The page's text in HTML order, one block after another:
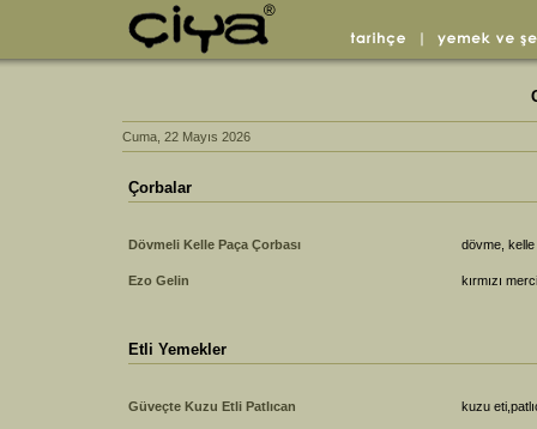
Cuma, 22 Mayıs 2026
Çorbalar
Dövmeli Kelle Paça Çorbası dövme,
Ezo Gelin kırmızı
Etli Yemekler
Güveçte Kuzu Etli Patlıcan kuzu